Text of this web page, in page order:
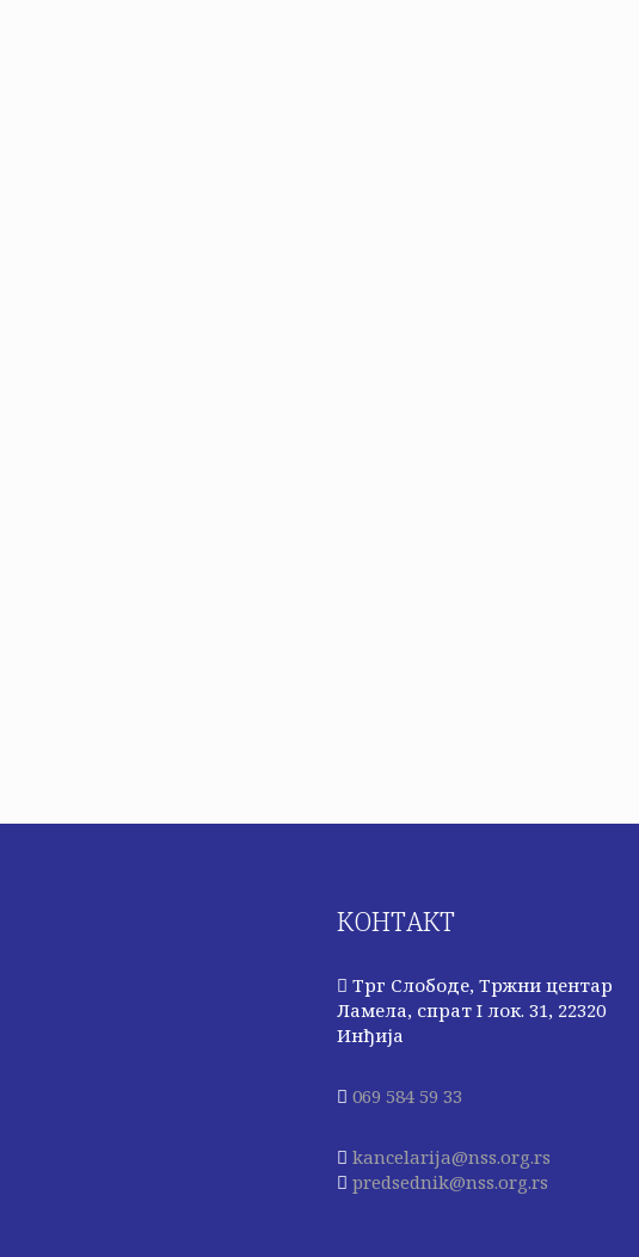
КОНТАКТ
Трг Слободе, Тржни центар
Ламела, спрат I лок. 31, 22320
Инђија
069 584 59 33
kancelarija@nss.org.rs
predsednik@nss.org.rs